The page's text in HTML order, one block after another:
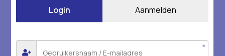
Login Aanmelden